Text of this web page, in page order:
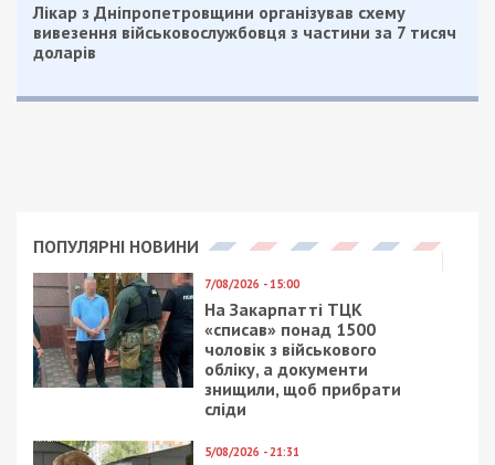
Лікар з Дніпропетровщини організував схему
вивезення військовослужбовця з частини за 7 тисяч
доларів
ПОПУЛЯРНІ НОВИНИ
7/08/2026 - 15:00
На Закарпатті ТЦК
«списав» понад 1500
чоловік з військового
обліку, а документи
знищили, щоб прибрати
сліди
5/08/2026 - 21:31